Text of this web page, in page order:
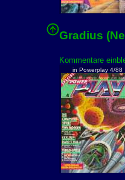
Gradius
Kommentare
in Powerplay 4/88